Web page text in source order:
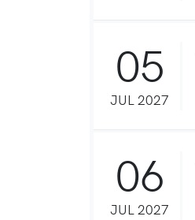
05
JUL 2027
06
JUL 2027